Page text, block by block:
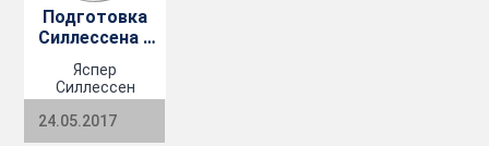
Подготовка
Силлессена к
финалу Кубка
Испании
2016/17
Яспер
Силлессен
24.05.2017